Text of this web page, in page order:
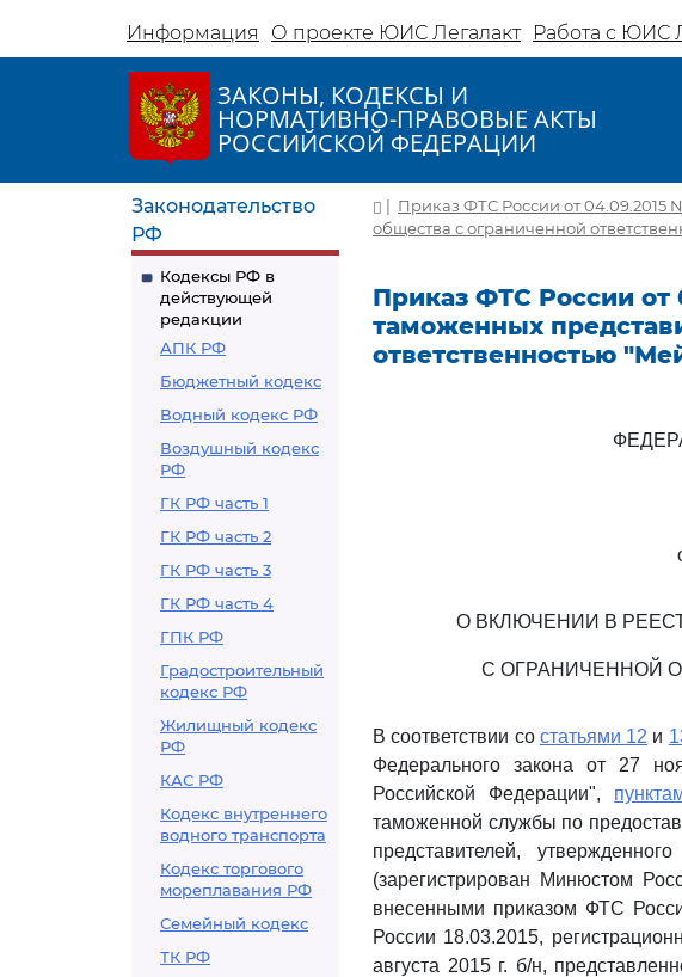
Информация О проекте ЮИС Легалакт Работа с ЮИС
ЗАКОНЫ, КОДЕКСЫ И
НОРМАТИВНО-ПРАВОВЫЕ АКТЫ
РОССИЙСКОЙ ФЕДЕРАЦИИ
Законодательство
РФ
Кодексы РФ в
действующей
редакции
АПК РФ
Бюджетный кодекс
Водный кодекс РФ
Воздушный кодекс
РФ
ГК РФ часть 1
ГК РФ часть 2
ГК РФ часть 3
ГК РФ часть 4
ГПК РФ
Градостроительный
кодекс РФ
Жилищный кодекс
РФ
КАС РФ
Кодекс внутреннего
водного транспорта
Кодекс торгового
мореплавания РФ
Семейный кодекс
ТК РФ
| Приказ ФТС России от 04.09.2015
общества с ограниченной
Приказ ФТС России от
таможенных
ответственностью
О ВКЛЮЧЕНИИ В
С ОГРАНИЧЕННОЙ
В соответствии со статьями 12 и
Федерального закона от 27
Российской Федерации",
таможенной службы по
представителей,
(зарегистрирован Минюстом
внесенными приказом ФТС
России 18.03.2015,
августа 2015 г. б/н,